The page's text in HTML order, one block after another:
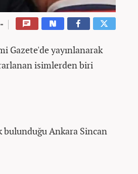
Gazete'de yayınlanarak
isimlerden biri
bulunduğu Ankara Sincan